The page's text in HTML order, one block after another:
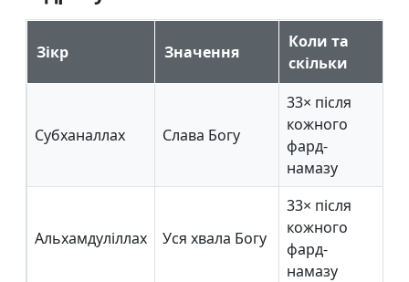
Зікр Значення
Коли та
скільки
Субханаллах Слава Богу
33× після
кожного
фард-
намазу
Альхамдуліллах Уся хвала Богу
33× після
кожного
фард-
намазу